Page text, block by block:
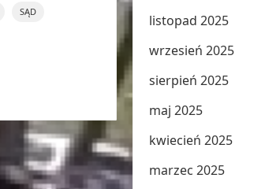
SĄD
listopad 2025
wrzesień 2025
sierpień 2025
maj 2025
kwiecień 2025
marzec 2025